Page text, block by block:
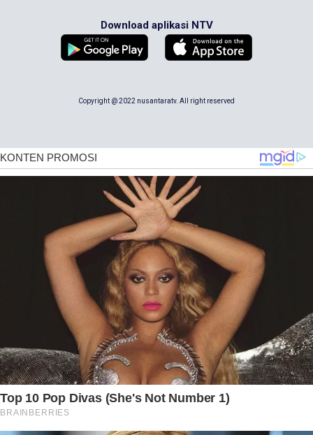
Download aplikasi NTV
Copyright @ 2022 nusantaratv. All right reserved